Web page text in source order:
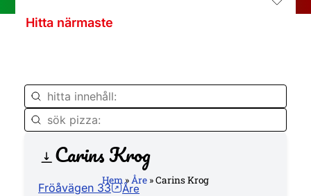
Hitta närmaste
Carins Krog
Hem»Åre »Carins Krog
Fröåvägen 33 Åre